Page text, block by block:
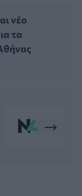
νέο
τα